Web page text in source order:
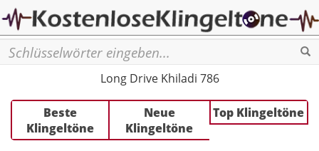
Long Drive Khiladi 786
Beste
Klingeltöne
Neue
Klingeltöne
Top Klingeltöne